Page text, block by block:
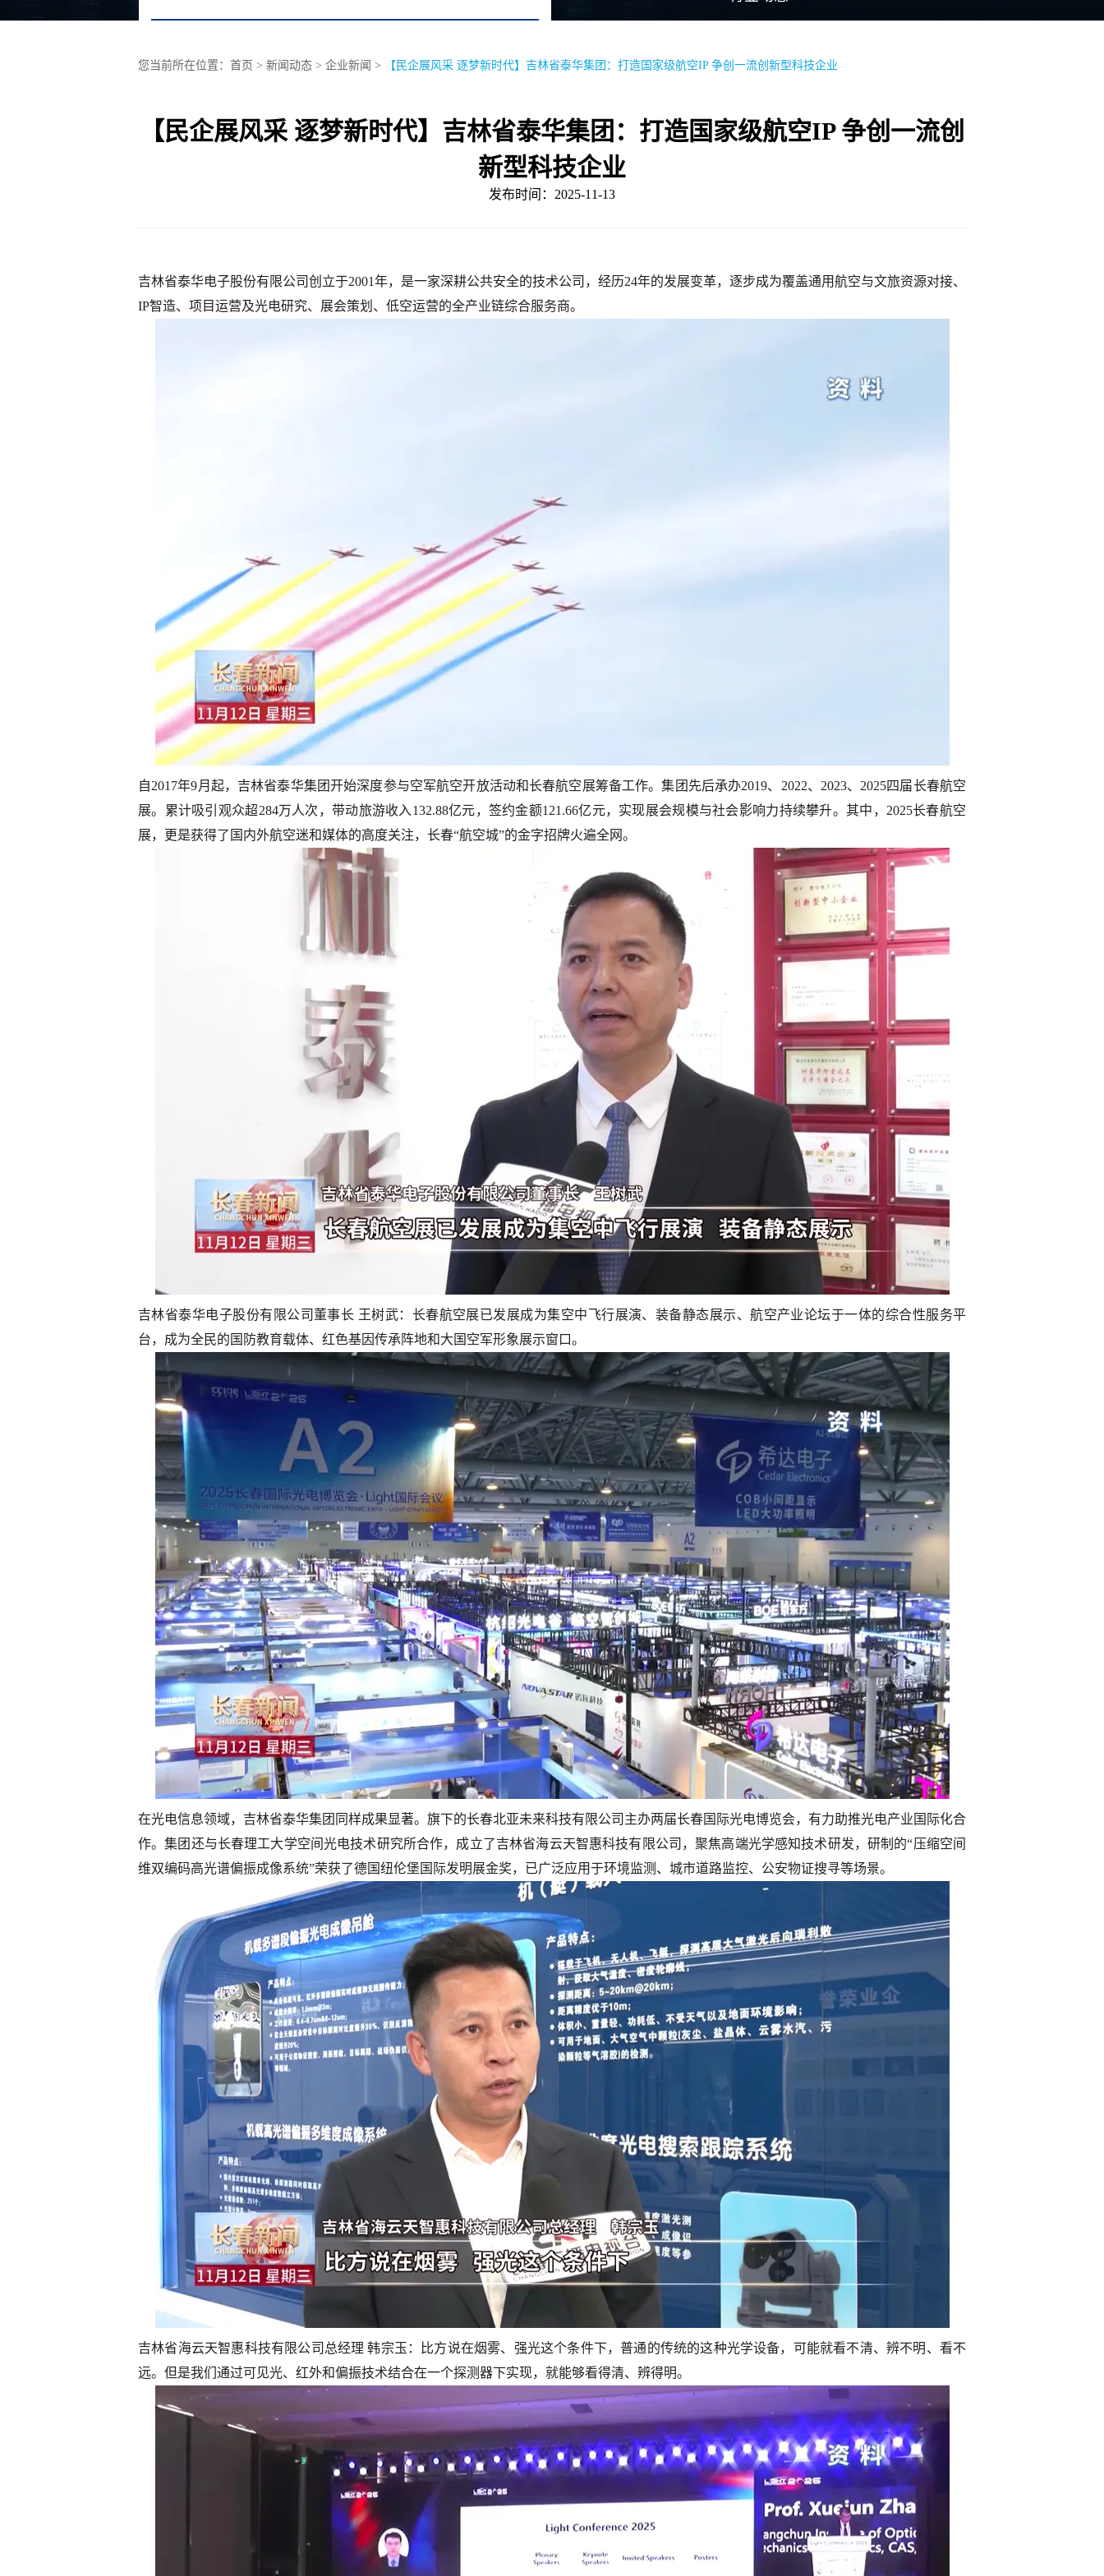
您当前所在位置： 首页 > 新闻动态 > 企业新闻 > 【民企展风采 逐梦新时代】吉林省泰华集团：打造国家级航空IP 争创一流创新型科技企业
【民企展风采 逐梦新时代】吉林省泰华集团：打造国家级航空IP 争创一流创
新型科技企业
发布时间：2025-11-13
吉林省泰华电子股份有限公司创立于2001年，是一家深耕公共安全的技术公司，经历24年的发展变革，逐步成为覆盖通用航空与文旅资源对接、
IP智造、项目运营及光电研究、展会策划、低空运营的全产业链综合服务商。
自2017年9月起，吉林省泰华集团开始深度参与空军航空开放活动和长春航空展筹备工作。集团先后承办2019、2022、2023、2025四届长春航空
展。累计吸引观众超284万人次，带动旅游收入132.88亿元，签约金额121.66亿元，实现展会规模与社会影响力持续攀升。其中，2025长春航空
展，更是获得了国内外航空迷和媒体的高度关注，长春“航空城”的金字招牌火遍全网。
吉林省泰华电子股份有限公司董事长 王树武： 长春航空展已发展成为集空中飞行展演、装备静态展示、航空产业论坛于一体的综合性服务平
台，成为全民的国防教育载体、红色基因传承阵地和大国空军形象展示窗口。
在光电信息领域，吉林省泰华集团同样成果显著。旗下的长春北亚未来科技有限公司主办两届长春国际光电博览会，有力助推光电产业国际化合
作。集团还与长春理工大学空间光电技术研究所合作，成立了吉林省海云天智惠科技有限公司，聚焦高端光学感知技术研发，研制的“压缩空间
维双编码高光谱偏振成像系统”荣获了德国纽伦堡国际发明展金奖，已广泛应用于环境监测、城市道路监控、公安物证搜寻等场景。
吉林省海云天智惠科技有限公司总经理 韩宗玉：
比方说在烟雾、强光这个条件下，普通的传统的这种光学设备，可能就看不清、辨不明、看不
远。但是我们通过可见光、红外和偏振技术结合在一个探测器下实现，就能够看得清、辨得明。